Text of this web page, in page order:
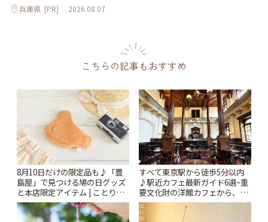
兵庫県 [PR] 2026.08.07
こちらの記事もおすすめ
8月10日だけの限定品も♪「豊
島屋」で見つける鳩の日グッズ
と本店限定アイテム | ことりっ
ぷ
すべて東京駅から徒歩5分以内
♪駅近カフェ最新ガイド6選~重
要文化財の洋館カフェから、改
札すぐのレトロ喫茶まで~ | こと
りっぷ